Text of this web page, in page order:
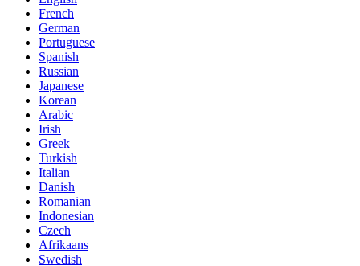
French
German
Portuguese
Spanish
Russian
Japanese
Korean
Arabic
Irish
Greek
Turkish
Italian
Danish
Romanian
Indonesian
Czech
Afrikaans
Swedish